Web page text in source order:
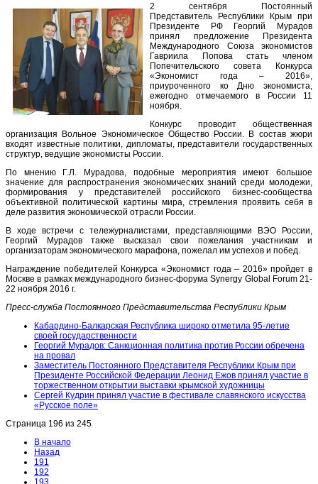
2 сентября Постоянный
Представитель Республики Крым при
Президенте РФ Георгий Мурадов
принял предложение Президента
Международного Союза экономистов
Гавриила Попова стать членом
Попечительского совета Конкурса
«Экономист года – 2016»,
приуроченного ко Дню экономиста,
ежегодно отмечаемого в России 11
ноября.
Конкурс проводит общественная
организация Вольное Экономическое Общество России. В состав жюри
входят известные политики, дипломаты, представители государственных
структур, ведущие экономисты России.
По мнению Г.Л. Мурадова, подобные мероприятия имеют большое
значение для распространения экономических знаний среди молодежи,
формирования у представителей российского бизнес-сообщества
объективной политической картины мира, стремления проявить себя в
деле развития экономической отрасли России.
В ходе встречи с тележурналистами, представляющими ВЭО России,
Георгий Мурадов также высказал свои пожелания участникам и
организаторам экономического марафона, пожелал им успехов и побед.
Награждение победителей Конкурса «Экономист года – 2016» пройдет в
Москве в рамках международного бизнес-форума Synergy Global Forum 21-
22 ноября 2016 г.
Пресс-служба Постоянного Представительства Республики Крым
Кабардино-Балкарская Республика широко отметила 95-летие
своей государственности
Георгий Мурадов: Санкционная политика против России обречена
на провал
Заместитель Постоянного Представителя Республики Крым при
Президенте Российской Федерации Леонид Ежов принял участие в
торжественном открытии выставки крымской художницы
Сергей Кудрин принял участие в фестивале славянского искусства
«Русское поле»
Страница 196 из 245
В начало
Назад
191
192
193